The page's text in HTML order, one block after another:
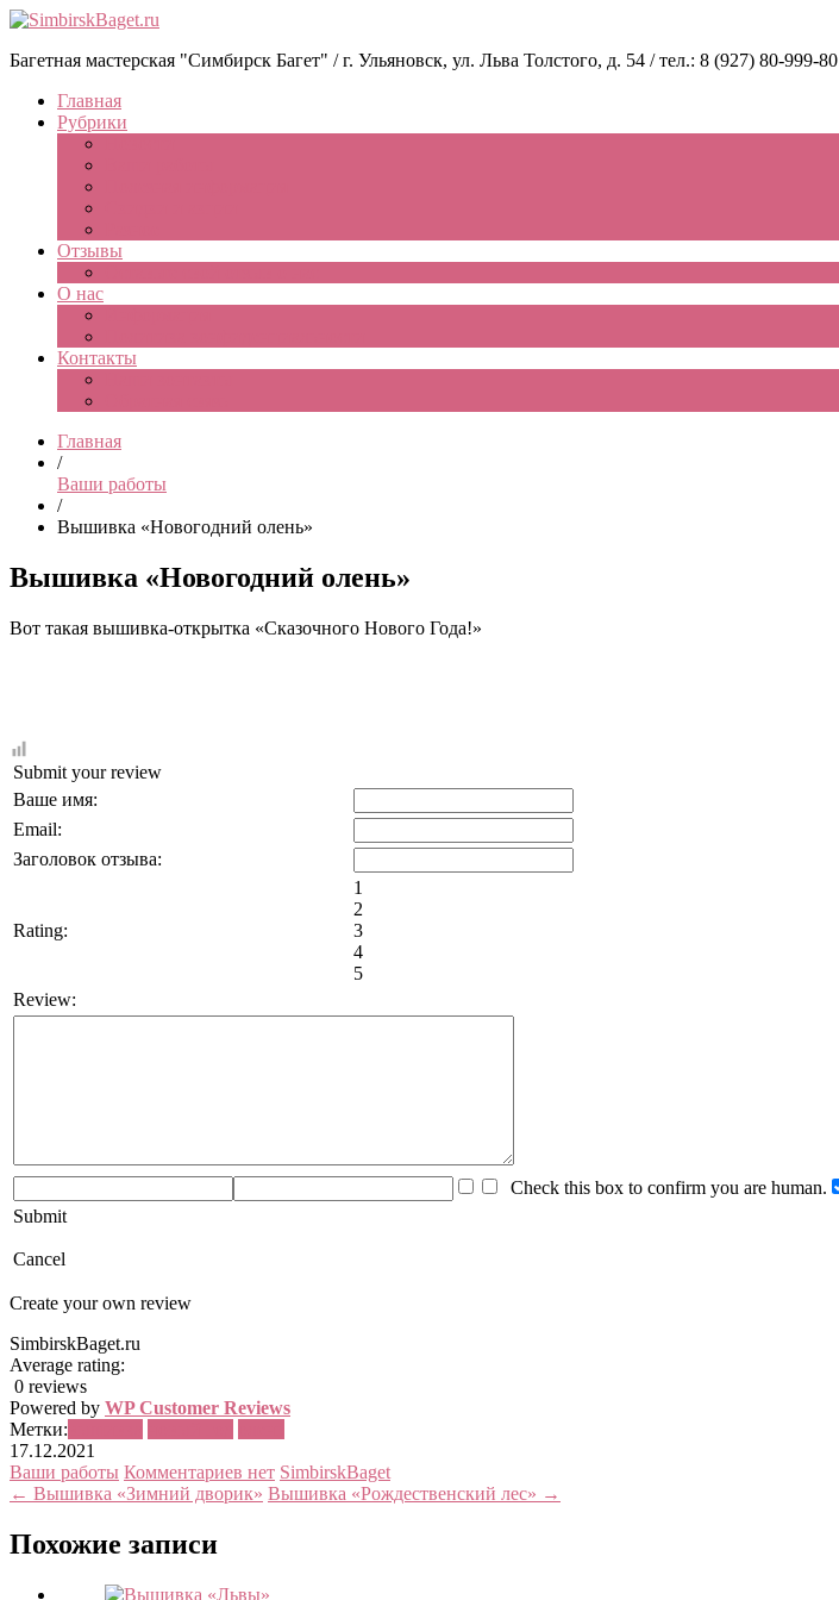
Багетная мастерская "Симбирск Багет" / г. Ульяновск, ул. Льва Толстого, д. 54 / тел.: 8 (927) 80-999-80
Главная
Рубрики
Отзывы
О нас
Контакты
Главная
/
Ваши работы
/
Вышивка «Новогодний олень»
Вышивка «Новогодний олень»
Вот такая вышивка-открытка «Сказочного Нового Года!»
Submit your review
Ваше имя:
Email:
Заголовок отзыва:
Rating:
1
2
3
4
5
Review:
Check this box to confirm you are human.
Submit
Cancel
Create your own review
SimbirskBaget.ru
Average rating:
0 reviews
Powered by WP Customer Reviews
Метки:
17.12.2021
Ваши работы Комментариев нет SimbirskBaget
← Вышивка «Зимний дворик» Вышивка «Рождественский лес» →
Похожие записи